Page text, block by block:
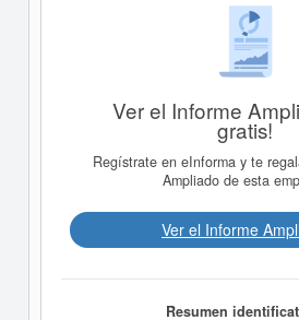
Ver el Informe
gratis!
Regístrate en eInforma y te
Ampliado de esta
Ver el Informe
Resumen